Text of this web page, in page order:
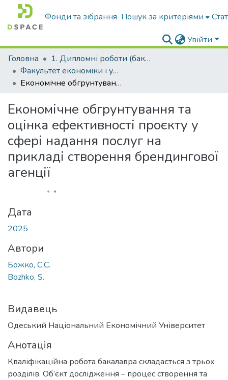
Фонди та зібрання Пошук за критеріями
Увійти
Головна
1. Дипломні роботи (бакалавр)
Факультет економіки і управління підприємництвом
Економічне обгрунтування та оцінка ефективності проєкту у сфері надання послуг на прикладі створення брендингової агенції
Економічне обгрунтування та
оцінка ефективності проєкту у
сфері надання послуг на
прикладі створення брендингової
агенції
Дата
2025
Автори
Божко, С.С.
Bozhko, S.
Видавець
Одеський Національний Економічний Університет
Анотація
Кваліфікаційна робота бакалавра складається з трьох
розділів. Об’єкт дослідження – процес створення та